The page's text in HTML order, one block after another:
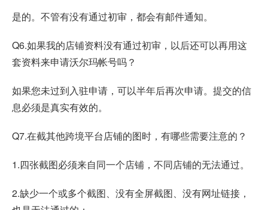
是的。不管有没有通过初审，都会有邮件通知。
Q6.如果我的店铺资料没有通过初审，以后还可以再用这
套资料来申请沃尔玛帐号吗？
如果您未过到入驻申请，可以半年后再次申请。提交的信
息必须是真实有效的。
Q7.在截其他跨境平台店铺的图时，有哪些需要注意的？
1.四张截图必须来自同一个店铺，不同店铺的无法通过。
2.缺少一个或多个截图、没有全屏截图、没有网址链接，